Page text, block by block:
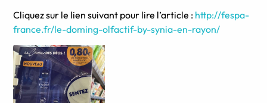
Cliquez sur le lien suivant pour lire l’article : http://fespa-
france.fr/le-doming-olfactif-by-synia-en-rayon/